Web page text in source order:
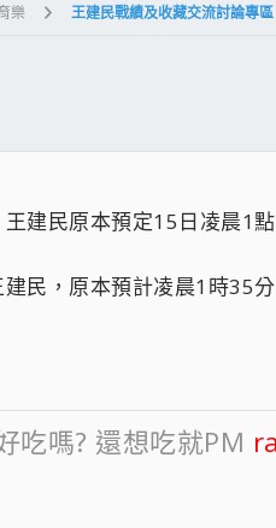
樂 王建民戰績及收藏交流討論專區
建民原本預定15日凌晨1
民，原本預計凌晨1時35
吃嗎? 還想吃就PM